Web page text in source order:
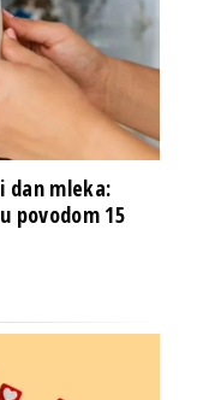
dan mleka:
povodom 15